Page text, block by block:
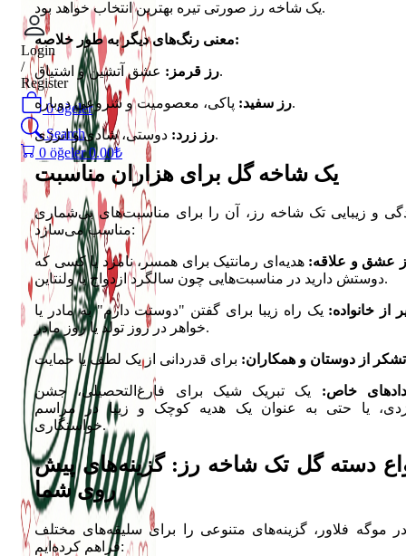
Menu
Login
/
Register
0öğeler
Search
0 öğeler 0.00₺
یک شاخه رز صورتی تیره بهترین انتخاب خواهد بود.
معنی رنگ‌های دیگر به طور خلاصه:
رز قرمز:عشق آتشین و اشتیاق.
رز سفید:پاکی، معصومیت و شروعی دوباره.
رز زرد:دوستی، شادی و انرژی.
یک شاخه گل برای هزاران مناسبت
و زیبایی تک شاخه رز، آن را برای مناسبت‌های بی‌شماری
مناسب می‌سازد:
عشق و علاقه: هدیه‌ای رمانتیک برای همسر، نامزد یا کسی که
دوستش دارید در مناسبت‌هایی چون سالگرد ازدواج یا ولنتاین.
از خانواده: یک راه زیبا برای گفتن "دوستت دارم" به مادر یا
خواهر در روز تولد یا روز مادر.
تشکر از دوستان و همکاران:
خاص: یک تبریک شیک برای فارغ‌التحصیلی، جشن
یا حتی به عنوان یک هدیه کوچک و زیبا در مراسم
خواستگاری.
دسته گل تک شاخه رز: گزینه‌های پیش
روی شما
موگه فلاور، گزینه‌های متنوعی را برای سلیقه‌های مختلف
فراهم کرده‌ایم: